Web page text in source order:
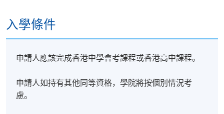
選擇合適的政府債券以維持安全和平衡的投資組合
加密貨幣及其投資價值
黃金）的投資
入學條件
申請人應該完成香港中學會考課程或香港高中課程。
申請人如持有其他同等資格，學院將按個別情況考
慮。